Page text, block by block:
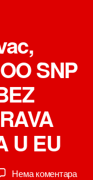
SNP
U EU
Нема коментарана